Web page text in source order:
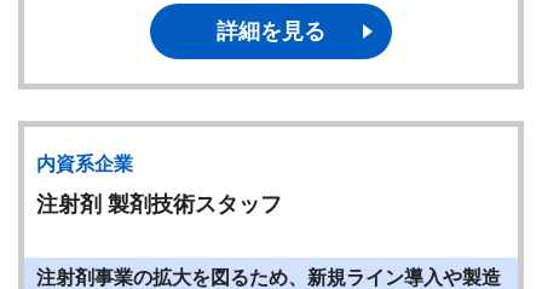
詳細を見る
内資系企業
注射剤 製剤技術スタッフ
注射剤事業の拡大を図るため、新規ライン導入や製造